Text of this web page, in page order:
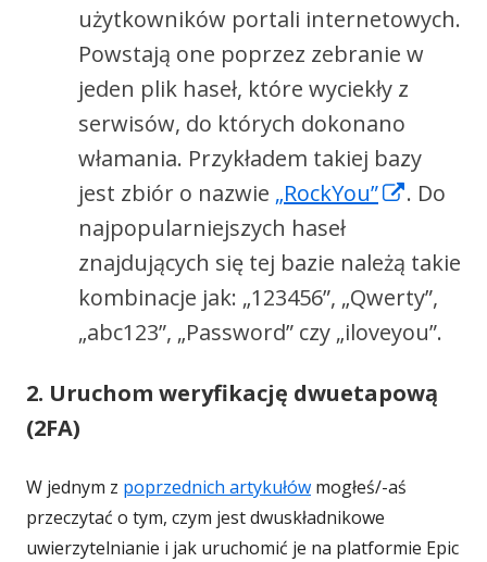
użytkowników portali internetowych.
Powstają one poprzez zebranie w
jeden plik haseł, które wyciekły z
serwisów, do których dokonano
włamania. Przykładem takiej bazy
jest zbiór o nazwie „RockYou”
Strona
się
w
nowym
. Do
najpopularniejszych haseł
znajdujących się tej bazie należą takie
kombinacje jak: „123456”, „Qwerty”,
„abc123”, „Password” czy „iloveyou”.
2. Uruchom weryfikację dwuetapową
(2FA)
W jednym z poprzednich artykułów mogłeś/-aś
przeczytać o tym, czym jest dwuskładnikowe
uwierzytelnianie i jak uruchomić je na platformie Epic